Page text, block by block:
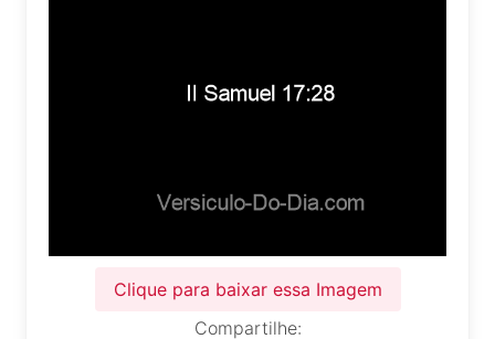
Clique para baixar essa Imagem
Compartilhe: